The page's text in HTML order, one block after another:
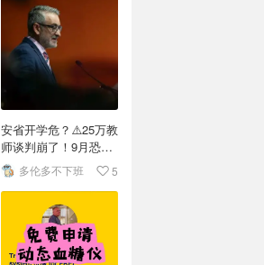
安省开学危？⚠️25万教
师谈判崩了！9月恐罢
工？多伦多不下班 5